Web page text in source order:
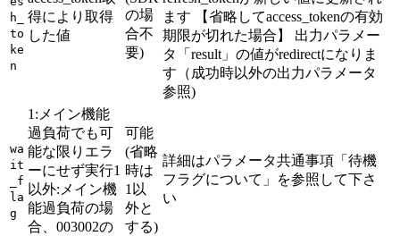
h_
to
ke
n
得により取得
した値
の場
合不
要)
ます 【省略してaccess_tokenの有効
期限が切れた場合】 出力パラメー
タ「result」の値がredirectになりま
す（成功時以外の出力パラメータ
参照)
wa
it
_f
la
g
1:メイン機能
過負荷でも可
能な限りエラ
ーにせず実行1
以外:メイン機
能過負荷の場
合、003002の
可能
(省略
時は
1以
外と
する)
詳細はパラメータ共通事項「待機
フラグについて」を参照して下さ
い